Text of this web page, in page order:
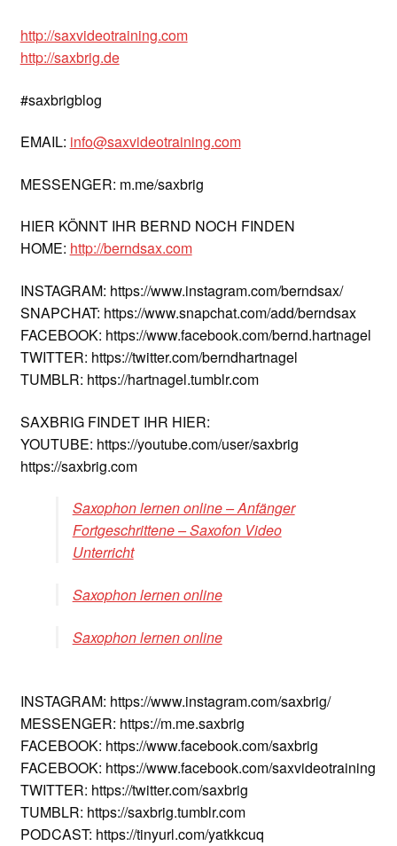
http://saxvideotraining.com
http://saxbrig.de
#saxbrigblog
EMAIL: info@saxvideotraining.com
MESSENGER: m.me/saxbrig
HIER KÖNNT IHR BERND NOCH FINDEN
HOME: http://berndsax.com
INSTAGRAM: https://www.instagram.com/berndsax/
SNAPCHAT: https://www.snapchat.com/add/berndsax
FACEBOOK: https://www.facebook.com/bernd.hartnagel
TWITTER: https://twitter.com/berndhartnagel
TUMBLR: https://hartnagel.tumblr.com
SAXBRIG FINDET IHR HIER:
YOUTUBE: https://youtube.com/user/saxbrig
https://saxbrig.com
Saxophon lernen online – Anfänger
Fortgeschrittene – Saxofon Video
Unterricht
Saxophon lernen online
Saxophon lernen online
INSTAGRAM: https://www.instagram.com/saxbrig/
MESSENGER: https://m.me.saxbrig
FACEBOOK: https://www.facebook.com/saxbrig
FACEBOOK: https://www.facebook.com/saxvideotraining
TWITTER: https://twitter.com/saxbrig
TUMBLR: https://saxbrig.tumblr.com
PODCAST: https://tinyurl.com/yatkkcuq